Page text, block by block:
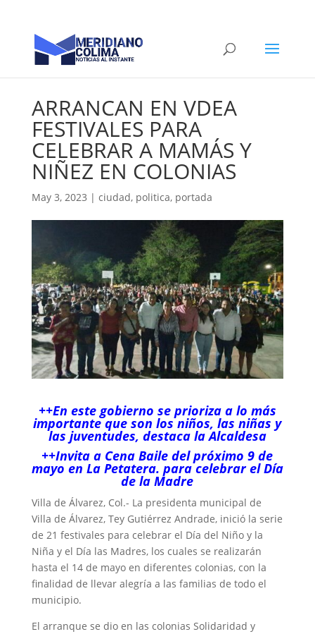
ARRANCAN EN VDEA
FESTIVALES PARA
CELEBRAR A MAMÁS Y
NIÑEZ EN COLONIAS
May 3, 2023 | ciudad, politica, portada
++En este gobierno se prioriza a lo más
importante que son los niños, las niñas y
las juventudes, destaca la Alcaldesa
++Invita a Cena Baile del próximo 9 de
mayo en La Petatera. para celebrar el Día
de la Madre
Villa de Álvarez, Col.- La presidenta municipal de
Villa de Álvarez, Tey Gutiérrez Andrade, inició la serie
de 21 festivales para celebrar el Día del Niño y la
Niña y el Día las Madres, los cuales se realizarán
hasta el 14 de mayo en diferentes colonias, con la
finalidad de llevar alegría a las familias de todo el
municipio.
El arranque se dio en las colonias Solidaridad y